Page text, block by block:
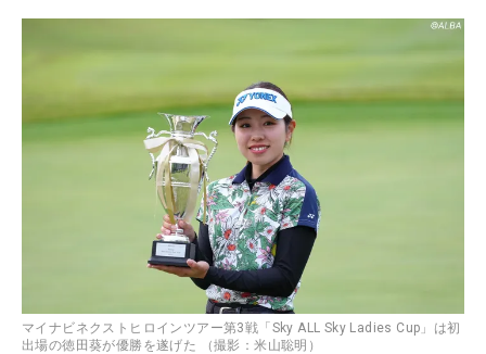
マイナビネクストヒロインツアー第3戦「Sky ALL Sky Ladies Cup」は初
出場の徳田葵が優勝を遂げた （撮影：米山聡明）